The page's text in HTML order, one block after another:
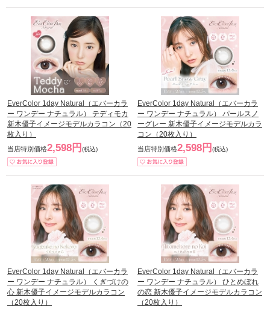
EverColor 1day Natural（エバーカラ
ー ワンデー ナチュラル） テディモカ
新木優子イメージモデルカラコン（20
枚入り）
当店特別価格2,598円 (税込)
EverColor 1day Natural（エバーカラ
ー ワンデー ナチュラル） パールスノ
ーグレー 新木優子イメージモデルカラ
コン（20枚入り）
当店特別価格2,598円 (税込)
EverColor 1day Natural（エバーカラ
ー ワンデー ナチュラル） くぎづけの
心 新木優子イメージモデルカラコン
（20枚入り）
EverColor 1day Natural（エバーカラ
ー ワンデー ナチュラル） ひとめぼれ
の恋 新木優子イメージモデルカラコン
（20枚入り）